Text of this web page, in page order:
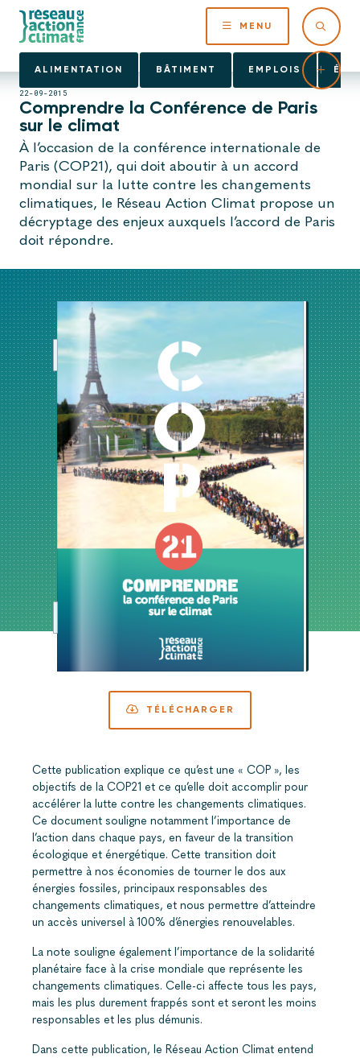
MENU
ALIMENTATION BÂTIMENT EMPLOIS
22-09-2015
Comprendre la Conférence de Paris
sur le climat
À l’occasion de la conférence internationale de
Paris (COP21), qui doit aboutir à un accord
mondial sur la lutte contre les changements
climatiques, le Réseau Action Climat propose un
décryptage des enjeux auxquels l’accord de Paris
doit répondre.
TÉLÉCHARGER
Cette publication explique ce qu’est une « COP », les
objectifs de la COP21 et ce qu’elle doit accomplir pour
accélérer la lutte contre les changements climatiques.
Ce document souligne notamment l’importance de
l’action dans chaque pays, en faveur de la transition
écologique et énergétique. Cette transition doit
permettre à nos économies de tourner le dos aux
énergies fossiles, principaux responsables des
changements climatiques, et nous permettre d’atteindre
un accès universel à 100% d’énergies renouvelables.
La note souligne également l’importance de la solidarité
planétaire face à la crise mondiale que représente les
changements climatiques. Celle-ci affecte tous les pays,
mais les plus durement frappés sont et seront les moins
responsables et les plus démunis.
Dans cette publication, le Réseau Action Climat entend